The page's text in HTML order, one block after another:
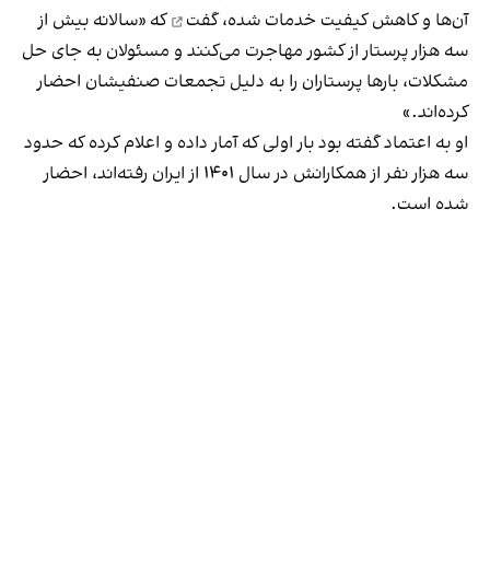
آن‌ها و کاهش کیفیت خدمات شده،گفت
که «سالانه بیش از
سه هزار پرستار از کشور مهاجرت می‌کنند و مسئولان به جای حل
مشکلات، بارها پرستاران را به دلیل تجمعات صنفیشان احضار
کرده‌اند.»
او به اعتماد گفته بود بار اولی که آمار داده و اعلام کرده که حدود
سه هزار نفر از همکارانش در سال ۱۴۰۱ از ایران رفته‌اند، احضار
شده است.